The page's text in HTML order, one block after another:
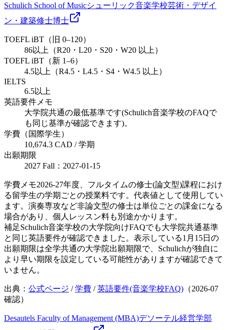
Schulich School of Musicシューリック音楽学校芸術・デザイ
ン・建築修士博士
TOEFL iBT（旧 0–120）
86以上（R20・L20・S20・W20 以上）
TOEFL iBT（新 1–6）
4.5以上（R4.5・L4.5・S4・W4.5 以上）
IELTS
6.5以上
英語要件メモ
大学院共通の最低基準です(Schulich音楽学校のFAQで
も同じ基準が確認できます)。
学費（国際学生）
10,674.3 CAD / 学期
出願期限
2027 Fall：2027-01-15
学費メモ2026-27年度、フルタイムの修士(論文型)課程におけ
る留学生の学期ごとの授業料です。代表値として使用してい
ます。演奏専攻など非論文型の修士は単位ごとの課金になる
場合があり、個人レッスン料も別途かかります。
補足Schulich音楽学校の大学院向けFAQでも大学院共通基準
と同じ英語要件が確認できました。表示している1月15日の
出願期限は全学共通の大学院出願期限で、Schulichが独自に
より早い期限を設定している可能性がありますが確認できて
いません。
出典： 公式ページ /学費 /英語要件(音楽学校FAQ) （2026-07
確認）
Desautels Faculty of Management (MBA)デソーテル経営学部